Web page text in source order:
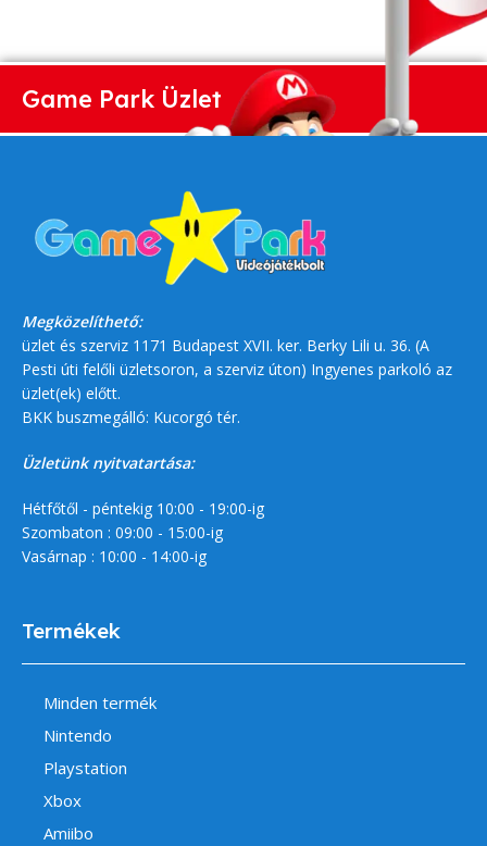
Game Park Üzlet
Megközelíthető:
üzlet és szerviz 1171 Budapest XVII. ker. Berky Lili u. 36. (A
Pesti úti felőli üzletsoron, a szerviz úton) Ingyenes parkoló az
üzlet(ek) előtt.
BKK buszmegálló: Kucorgó tér.
Üzletünk nyitvatartása:
Hétfőtől - péntekig 10:00 - 19:00-ig
Szombaton : 09:00 - 15:00-ig
Vasárnap : 10:00 - 14:00-ig
Termékek
Minden termék
Nintendo
Playstation
Xbox
Amiibo